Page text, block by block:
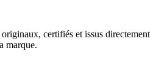
certifiés et issus directement
marque.